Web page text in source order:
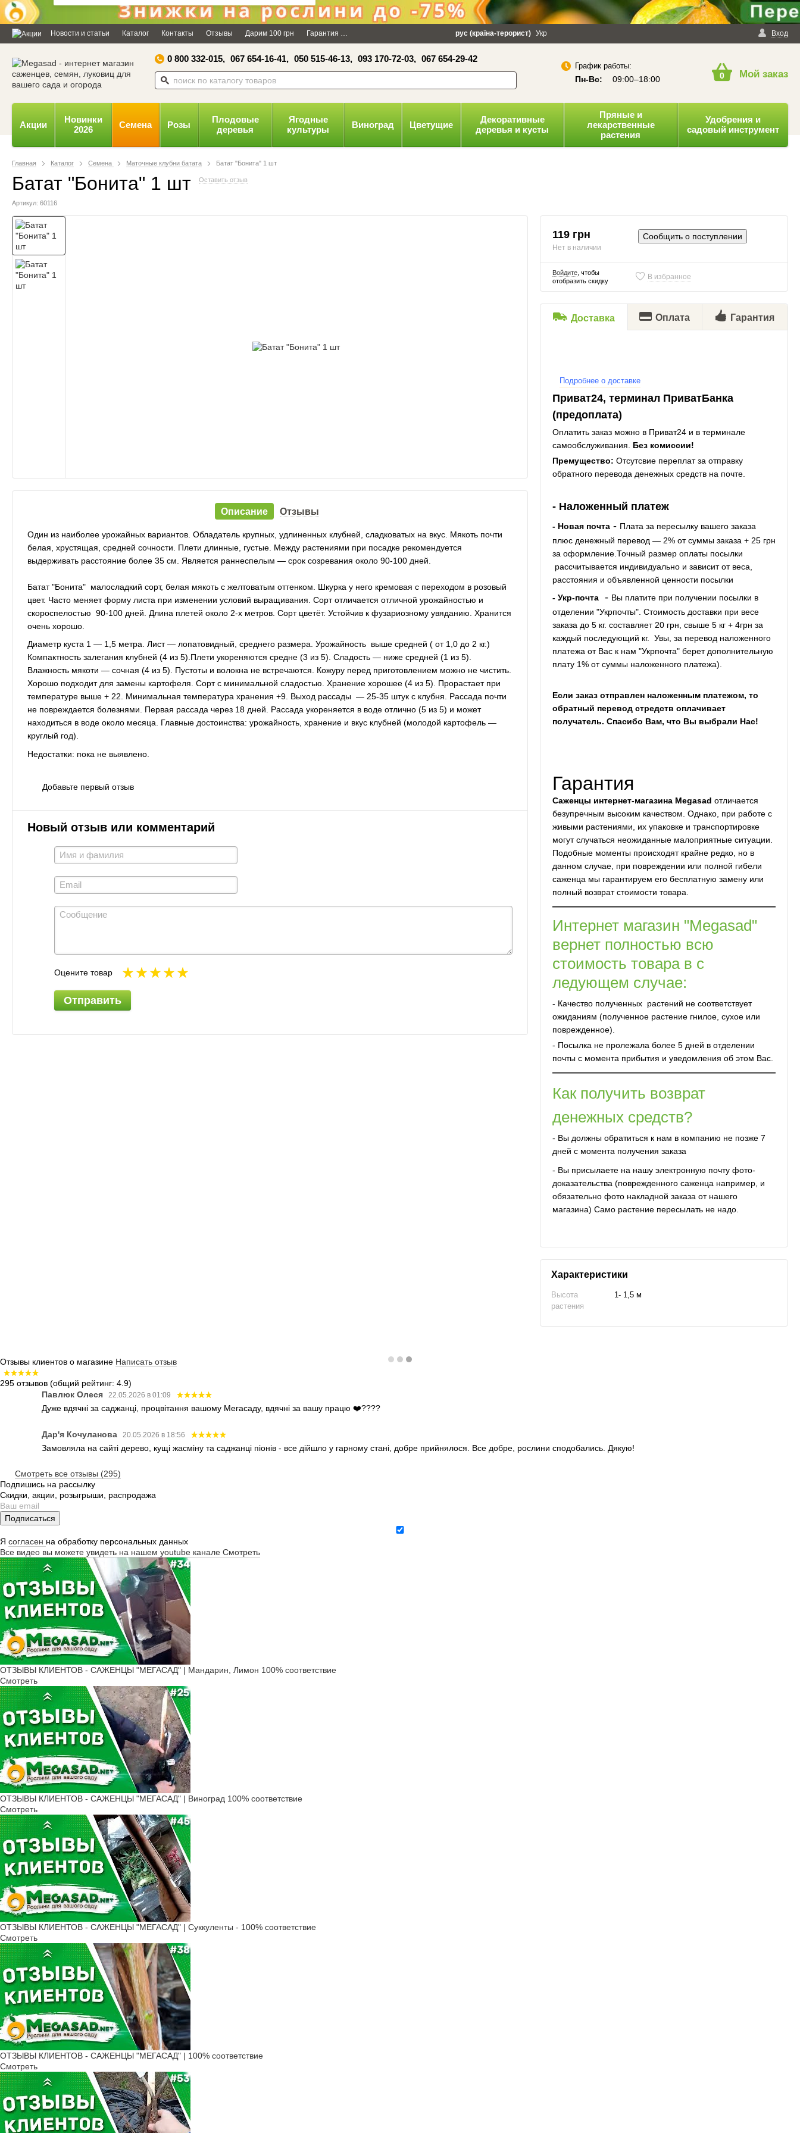
Дозвольте сайту megasad.net
відправляти вам сповіщення на
робочий стіл.
Powered by SendPulse Заборонити Дозволити
×
Новости и статьи Каталог Контакты Отзывы Дарим 100 грн Гарантия Оплата и доставка Политика конфиденциальности Вход
рус (країна-терорист) Укр
0 800 332-015, 067 654-16-41, 050 515-46-13, 093 170-72-03, 067 654-29-42
График работы:
Пн-Вс: 09:00–18:00 0 Мой заказ
Акции
Новинки
2026
Семена Розы
Плодовые
деревья
Ягодные
культуры
Виноград Цветущие
Декоративные
деревья и кусты
Пряные и
лекарственные
растения
Удобрения и
садовый инструмент
Главная Каталог Семена Маточные клубни батата Батат "Бонита" 1 шт
Батат "Бонита" 1 шт Оставить отзыв
Артикул: 60116
Описание Отзывы
Один из наиболее урожайных вариантов. Обладатель крупных, удлиненных клубней, сладковатых на вкус. Мякоть почти
белая, хрустящая, средней сочности. Плети длинные, густые. Между растениями при посадке рекомендуется
выдерживать расстояние более 35 см. Является раннеспелым — срок созревания около 90-100 дней.
Батат "Бонита" малосладкий сорт, белая мякоть с желтоватым оттенком. Шкурка у него кремовая с переходом в розовый
цвет. Часто меняет форму листа при изменении условий выращивания. Сорт отличается отличной урожайностью и
скороспелостью 90-100 дней. Длина плетей около 2-х метров. Сорт цветёт. Устойчив к фузариозному увяданию. Хранится
очень хорошо.
Диаметр куста 1 — 1,5 метра. Лист — лопатовидный, среднего размера. Урожайность выше средней ( от 1,0 до 2 кг.)
Компактность залегания клубней (4 из 5).Плети укореняются средне (3 из 5). Сладость — ниже средней (1 из 5).
Влажность мякоти — сочная (4 из 5). Пустоты и волокна не встречаются. Кожуру перед приготовлением можно не чистить.
Хорошо подходит для замены картофеля. Сорт с минимальной сладостью. Хранение хорошее (4 из 5). Прорастает при
температуре выше + 22. Минимальная температура хранения +9. Выход рассады — 25-35 штук с клубня. Рассада почти
не повреждается болезнями. Первая рассада через 18 дней. Рассада укореняется в воде отлично (5 из 5) и может
находиться в воде около месяца. Главные достоинства: урожайность, хранение и вкус клубней (молодой картофель —
круглый год).
Недостатки: пока не выявлено.
Добавьте первый отзыв
Новый отзыв или комментарий
Оцените товар
Отправить
119 грн
Нет в наличии
Сообщить о поступлении
Войдите, чтобы
отобразить скидку
В избранное
Доставка Оплата Гарантия
Подробнее о доставке
Приват24, терминал ПриватБанка
(предоплата)
Оплатить заказ можно в Приват24 и в терминале
самообслуживания. Без комиссии!
Премущество: Отсутсвие переплат за отправку
обратного перевода денежных средств на почте.
- Наложенный платеж
- Новая почта- Плата за пересылку вашего заказа
плюс денежный перевод — 2% от суммы заказа + 25 грн
за оформление.Точный размер оплаты посылки
рассчитывается индивидуально и зависит от веса,
расстояния и объявленной ценности посылки
- Укр-почта- Вы платите при получении посылки в
отделении "Укрпочты". Стоимость доставки при весе
заказа до 5 кг. составляет 20 грн, свыше 5 кг + 4грн за
каждый последующий кг. Увы, за перевод наложенного
платежа от Вас к нам "Укрпочта" берет дополнительную
плату 1% от суммы наложенного платежа).
Если заказ отправлен наложенным платежом, то
обратный перевод стредств оплачивает
получатель. Спасибо Вам, что Вы выбрали Нас!
Гарантия
Саженцы интернет-магазина Megasad отличается
безупречным высоким качеством. Однако, при работе с
живыми растениями, их упаковке и транспортировке
могут случаться неожиданные малоприятные ситуации.
Подобные моменты происходят крайне редко, но в
данном случае, при повреждении или полной гибели
саженца мы гарантируем его бесплатную замену или
полный возврат стоимости товара.
Интернет магазин "Megasad"
вернет полностью всю
стоимость товара в с
ледующем случае:
- Качество полученных растений не соответствует
ожиданиям (полученное растение гнилое, сухое или
поврежденное).
- Посылка не пролежала более 5 дней в отделении
почты с момента прибытия и уведомления об этом Вас.
Как получить возврат
денежных средств?
- Вы должны обратиться к нам в компанию не позже 7
дней с момента получения заказа
- Вы присылаете на нашу электронную почту фото-
доказательства (поврежденного саженца например, и
обязательно фото накладной заказа от нашего
магазина) Само растение пересылать не надо.
Характеристики
Высота
растения
1- 1,5 м
Отзывы клиентов о магазине Написать отзыв
295 отзывов (общий рейтинг: 4.9)
Павлюк Олеся
22.05.2026 в 01:09
Дуже вдячні за саджанці, процвітання вашому Мегасаду, вдячні за вашу працю ❤️????
Дар'я Кочуланова 20.05.2026 в 18:56
Замовляла на сайті дерево, кущі жасміну та саджанці піонів - все дійшло у гарному стані, добре прийнялося. Все добре, рослини сподобались. Дякую!
Смотреть все отзывы (295)
Подпишись на рассылку
Скидки, акции, розыгрыши, распродажа
Подписаться
Я согласен на обработку персональных данных
Все видео вы можете увидеть на нашем youtube канале Смотреть
ОТЗЫВЫ КЛИЕНТОВ - САЖЕНЦЫ "МЕГАСАД" | Мандарин, Лимон 100% соответствие
Смотреть
ОТЗЫВЫ КЛИЕНТОВ - САЖЕНЦЫ "МЕГАСАД" | Виноград 100% соответствие
Смотреть
ОТЗЫВЫ КЛИЕНТОВ - САЖЕНЦЫ "МЕГАСАД" | Суккуленты - 100% соответствие
Смотреть
ОТЗЫВЫ КЛИЕНТОВ - САЖЕНЦЫ "МЕГАСАД" | 100% соответствие
Смотреть